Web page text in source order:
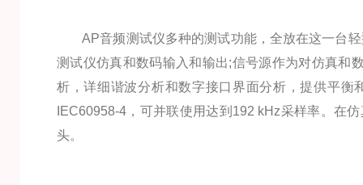
AP音频测试仪多种的测试功能，全放在这一台轻
测试仪仿真和数码输入和输出;信号源作为对仿真和
析，详细谐波分析和数字接口界面分析，提供平
IEC60958-4，可并联使用达到192 kHz采样率。在
头。